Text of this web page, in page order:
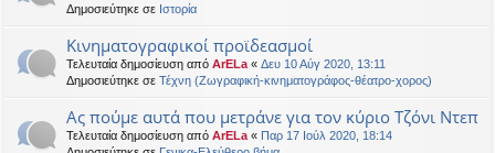
Δημοσιεύτηκε σε Ιστορία
Κινηματογραφικοί προϊδεασμοί
Τελευταία δημοσίευση από ArELa « Δευ 10 Αύγ 2020, 13:11
Δημοσιεύτηκε σε Τέχνη (Ζωγραφική-κινηματογράφος-θέατρο-χορος)
Ας πούμε αυτά που μετράνε για τον κύριο Τζόνι Ντεπ
Τελευταία δημοσίευση από ArELa « Παρ 17 Ιούλ 2020, 18:14